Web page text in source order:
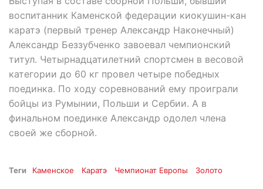
воспитанник Каменской федерации киокушин-кан
каратэ (первый тренер Александр Наконечный)
Александр Беззубченко завоевал чемпионский
титул. Четырнадцатилетний спортсмен в весовой
категории до 60 кг провел четыре победных
поединка. По ходу соревнований ему проиграли
бойцы из Румынии, Польши и Сербии. А в
финальном поединке Александр одолел члена
своей же сборной.
Теги Каменское Каратэ Чемпионат Европы Золото